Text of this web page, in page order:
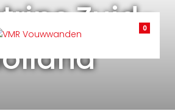
0
Zuid-